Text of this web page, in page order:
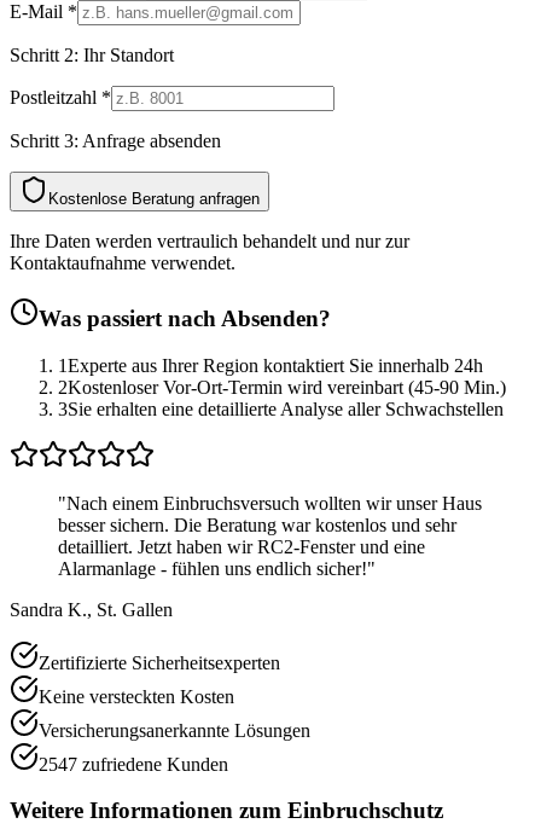
E-Mail *
Schritt 2: Ihr Standort
Postleitzahl *
Schritt 3: Anfrage absenden
Kostenlose Beratung anfragen
Ihre Daten werden vertraulich behandelt und nur zur
Kontaktaufnahme verwendet.
Was passiert nach Absenden?
1Experte aus Ihrer Region kontaktiert Sie innerhalb 24h
2Kostenloser Vor-Ort-Termin wird vereinbart (45-90 Min.)
3Sie erhalten eine detaillierte Analyse aller Schwachstellen
"Nach einem Einbruchsversuch wollten wir unser Haus
besser sichern. Die Beratung war kostenlos und sehr
detailliert. Jetzt haben wir RC2-Fenster und eine
Alarmanlage - fühlen uns endlich sicher!"
Sandra K., St. Gallen
Zertifizierte Sicherheitsexperten
Keine versteckten Kosten
Versicherungsanerkannte Lösungen
2547 zufriedene Kunden
Weitere Informationen zum Einbruchschutz